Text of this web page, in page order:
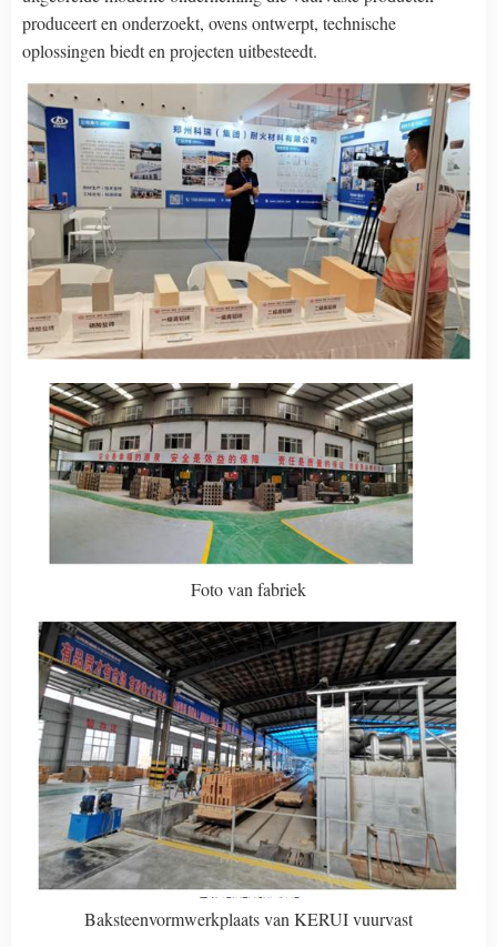
produceert en onderzoekt, ovens ontwerpt, technische
oplossingen biedt en projecten uitbesteedt.
Foto van fabriek
Baksteenvormwerkplaats van KERUI vuurvast